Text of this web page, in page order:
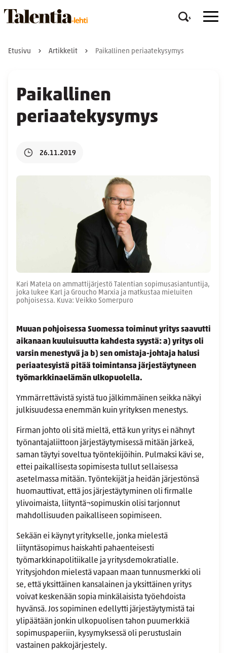
Etusivu Artikkelit Paikallinen periaatekysymys
Paikallinen
periaatekysymys
26.11.2019
Kari Matela on ammattijärjestö Talentian sopimusasiantuntija,
joka lukee Karl ja Groucho Marxia ja matkustaa mieluiten
pohjoisessa. Kuva: Veikko Somerpuro
Muuan pohjoisessa Suomessa toiminut yritys saavutti
aikanaan kuuluisuutta kahdesta syystä: a) yritys oli
varsin menestyvä ja b) sen omistaja-johtaja halusi
periaatesyistä pitää toimintansa järjestäytyneen
työmarkkinaelämän ulkopuolella.
Ymmärrettävistä syistä tuo jälkimmäinen seikka näkyi
julkisuudessa enemmän kuin yrityksen menestys.
Firman johto oli sitä mieltä, että kun yritys ei nähnyt
työnantajaliittoon järjestäytymisessä mitään järkeä,
saman täytyi soveltua työntekijöihin. Pulmaksi kävi se,
ettei paikallisesta sopimisesta tullut sellaisessa
asetelmassa mitään. Työntekijät ja heidän järjestönsä
huomauttivat, että jos järjestäytyminen oli firmalle
ylivoimaista, liityntä¬sopimuskin olisi tarjonnut
mahdollisuuden paikalliseen sopimiseen.
Sekään ei käynyt yritykselle, jonka mielestä
liityntäsopimus haiskahti pahaenteisesti
työmarkkinapolitiikalle ja yritysdemokratialle.
Yritysjohdon mielestä vapaan maan tunnusmerkki oli
se, että yksittäinen kansalainen ja yksittäinen yritys
voivat keskenään sopia minkälaisista työehdoista
hyvänsä. Jos sopiminen edellytti järjestäytymistä tai
ylipäätään jonkin ulkopuolisen tahon puumerkkiä
sopimuspaperiin, kysymyksessä oli perustuslain
vastainen pakkojärjestely.